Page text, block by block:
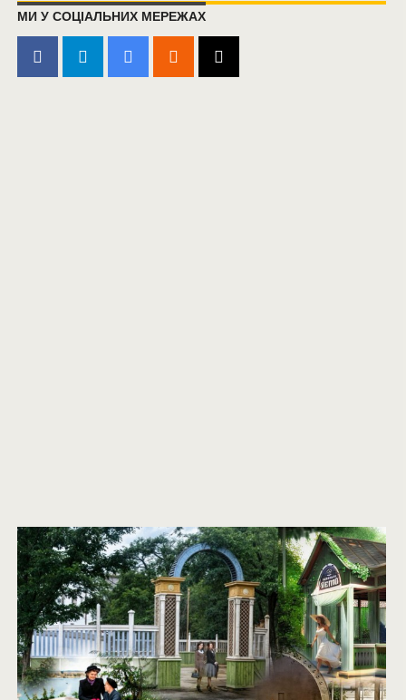
МИ У СОЦІАЛЬНИХ МЕРЕЖАХ